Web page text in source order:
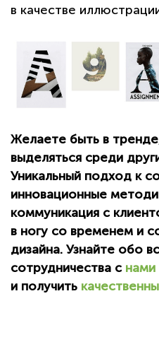
в качестве
Желаете быть в
выделяться среди
Уникальный подход к
инновационные
коммуникация с
в ногу со временем и
дизайна. Узнайте обо
сотрудничества с нами
и получить